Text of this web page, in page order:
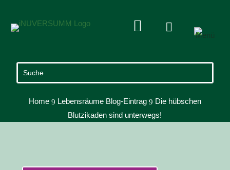
 
Home 9 Lebensräume Blog-Eintrag 9 Die hübschen
Blutzikaden sind unterwegs!